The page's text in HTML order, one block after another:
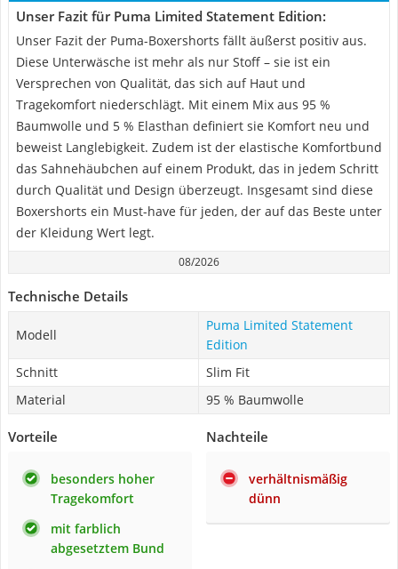
Unser Fazit für Puma Limited Statement Edition:
Unser Fazit der Puma-Boxershorts fällt äußerst positiv aus.
Diese Unterwäsche ist mehr als nur Stoff – sie ist ein
Versprechen von Qualität, das sich auf Haut und
Tragekomfort niederschlägt. Mit einem Mix aus 95 %
Baumwolle und 5 % Elasthan definiert sie Komfort neu und
beweist Langlebigkeit. Zudem ist der elastische Komfortbund
das Sahnehäubchen auf einem Produkt, das in jedem Schritt
durch Qualität und Design überzeugt. Insgesamt sind diese
Boxershorts ein Must-have für jeden, der auf das Beste unter
der Kleidung Wert legt.
08/2026
Technische Details
Modell
Puma Limited Statement
Edition
Schnitt
Slim Fit
Material
95 % Baumwolle
Vorteile
besonders hoher
Tragekomfort
mit farblich
abgesetztem Bund
Nachteile
verhältnismäßig
dünn